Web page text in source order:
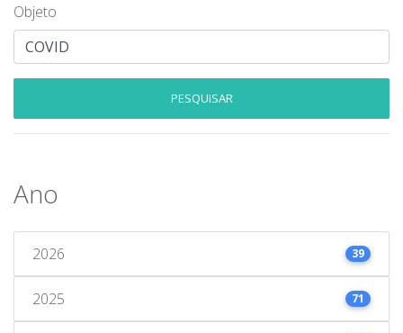
Objeto
PESQUISAR
Ano
2026 39
2025 71